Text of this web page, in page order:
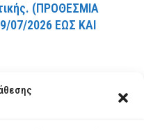
(ΠPOΘEΣMIA
07/2026 EΩΣ KAI